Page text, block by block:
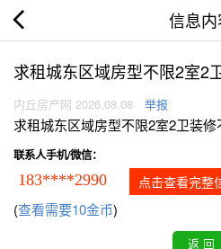
信息内
求租城东区域房型不限2室2
内丘房产网 2026.08.08 举报
求租城东区域房型不限2室2卫装修
联系人手机/微信：
183****2990 点击查看完整
(查看需要10金币)